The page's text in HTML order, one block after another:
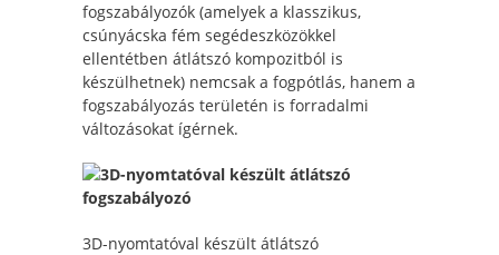
fogszabályozók (amelyek a klasszikus,
csúnyácska fém segédeszközökkel
ellentétben átlátszó kompozitból is
készülhetnek) nemcsak a fogpótlás, hanem a
fogszabályozás területén is forradalmi
változásokat ígérnek.
3D-nyomtatóval készült átlátszó